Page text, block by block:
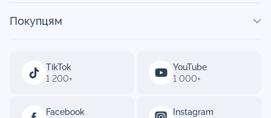
TikTok
1 200+
YouTube
1 000+
Facebook Instagram
Покупцям